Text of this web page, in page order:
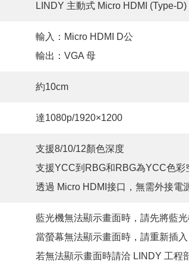
LINDY 主動式 Micro HDMI (Type-
輸入：Micro HDMI D公
輸出：VGA 母
約10cm
達1080p/1920×1200
支援8/10/12顏色深度
支援YCC到RBG和RBG為YCC色彩
透過 Micro HDMI接口，無需外接電
藍光機無法顯示畫面時，請先將藍
當螢幕無法顯示畫面時，請重新插
若無法顯示畫面時請洽 LINDY 工程